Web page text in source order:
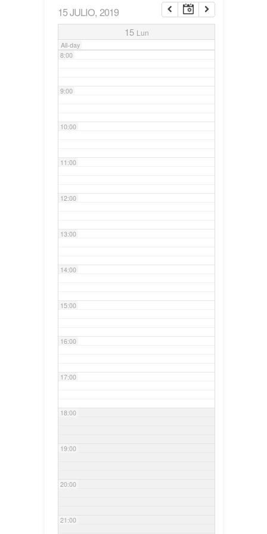
15 JULIO, 2019
15 Lun
All-day
7:00
8:00
9:00
10:00
11:00
12:00
13:00
14:00
15:00
16:00
17:00
18:00
19:00
20:00
21:00